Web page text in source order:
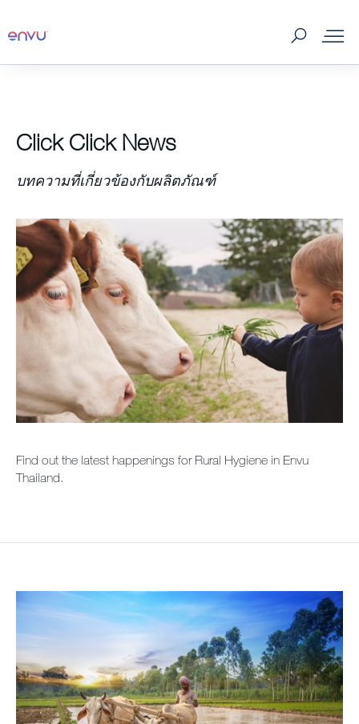
เกี่ยวกับเรา
ติดต่อเรา
จดหมายข่าว
แผนผังเว็บไซต์
ศัตรูและแมลงพาหะ
สาระน่ารู้
Click Click News
บทความที่เกี่ยวข้องกับผลิตภัณฑ์
Find out the latest happenings for Rural Hygiene in Envu
Thailand.